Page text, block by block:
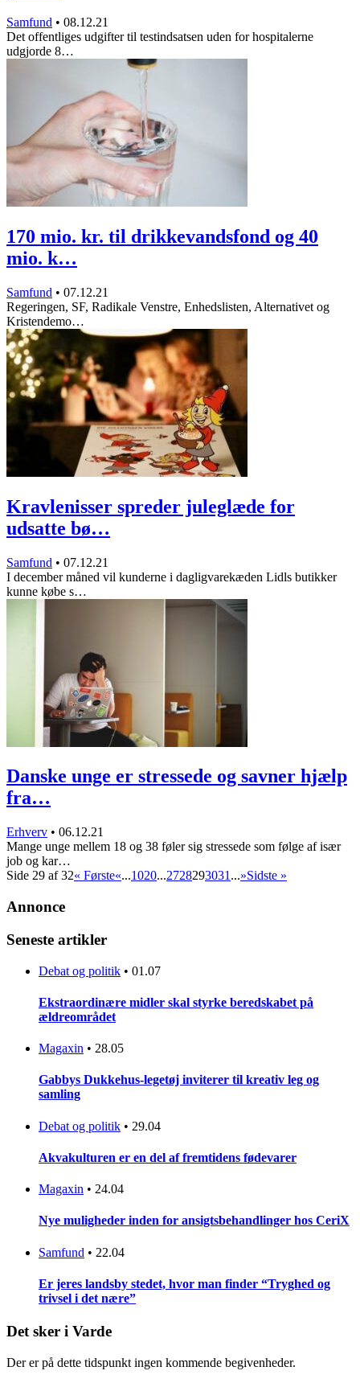
Samfund • 08.12.21
Det offentliges udgifter til testindsatsen uden for hospitalerne
udgjorde 8…
170 mio. kr. til drikkevandsfond og 40
mio. k…
Samfund • 07.12.21
Regeringen, SF, Radikale Venstre, Enhedslisten, Alternativet og
Kristendemo…
Kravlenisser spreder juleglæde for
udsatte bø…
Samfund • 07.12.21
I december måned vil kunderne i dagligvarekæden Lidls butikker
kunne købe s…
Danske unge er stressede og savner hjælp
fra…
Erhverv • 06.12.21
Mange unge mellem 18 og 38 føler sig stressede som følge af især
job og kar…
Side 29 af 32« Første«...1020...2728293031 ...»Sidste »
Annonce
Seneste artikler
Debat og politik • 01.07
Ekstraordinære midler skal styrke beredskabet på
ældreområdet
Magaxin • 28.05
Gabbys Dukkehus-legetøj inviterer til kreativ leg og
samling
Debat og politik • 29.04
Akvakulturen er en del af fremtidens fødevarer
Magaxin • 24.04
Nye muligheder inden for ansigtsbehandlinger hos CeriX
Samfund • 22.04
Er jeres landsby stedet, hvor man finder “Tryghed og
trivsel i det nære”
Det sker i Varde
Der er på dette tidspunkt ingen kommende begivenheder.